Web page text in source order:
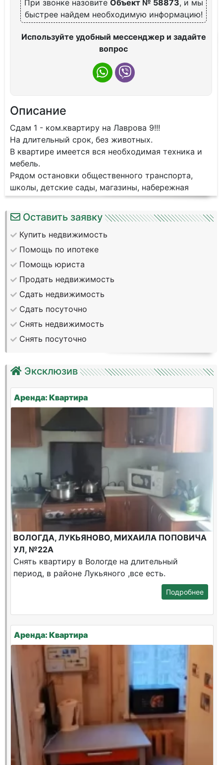
При звонке назовите Объект № 58873, и мы
быстрее найдем необходимую информацию!
Используйте удобный мессенджер и задайте
вопрос
Описание
Сдам 1 - ком.квартиру на Лаврова 9!!!
На длительный срок, без животных.
В квартире имеется вся необходимая техника и
мебель.
Рядом остановки общественного транспорта,
школы, детские сады, магазины, набережная
Оставить заявку
Купить недвижимость
Помощь по ипотеке
Помощь юриста
Продать недвижимость
Сдать недвижимость
Сдать посуточно
Снять недвижимость
Снять посуточно
Эксклюзив
Аренда: Квартира
ВОЛОГДА, ЛУКЬЯНОВО, МИХАИЛА ПОПОВИЧА
УЛ, №22А
Снять квартиру в Вологде на длительный
период, в районе Лукьяного ,все есть.
Подробнее
Аренда: Квартира